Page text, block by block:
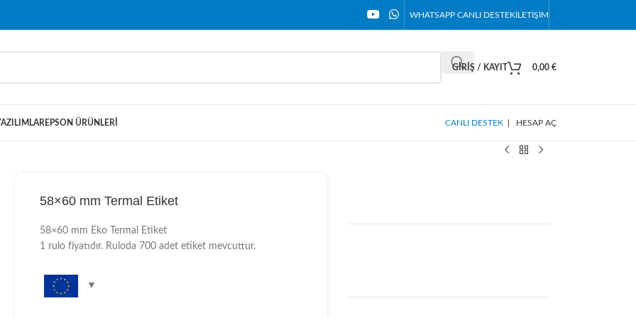
WHATSAPP CANLI DESTEKİLETIŞIM
GIRIŞ / KAYIT 0,00 €
EPSON ÜRÜNLERI CANLI DESTEK HESAP AÇ
58×60 mm Termal Etiket
58×60 mm Eko Termal Etiket
1 rulo fiyatıdır. Ruloda 700 adet etiket mevcuttur.